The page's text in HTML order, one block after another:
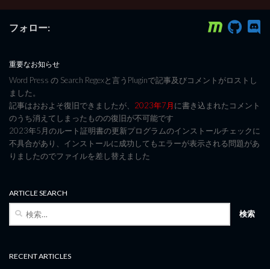
フォロー:
重要なお知らせ
Word Press の Search Regexと言うPluginで記事及びコメントがロストし
ました。
記事はおおよそ復旧できましたが、 2023年7月に書き込まれたコメント
のうち消えてしまったものの復旧が不可能です
2023年5月のルート証明書の更新プログラムのインストールチェックに
不具合があり、インストールに成功してもエラーが表示される問題があ
りましたのでファイルを差し替えました
ARTICLE SEARCH
RECENT ARTICLES